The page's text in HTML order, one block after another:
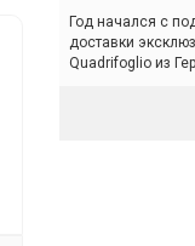
Год начался с
доставки
Quadrifoglio из